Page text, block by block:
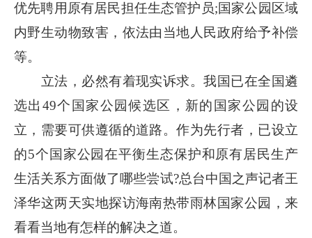
优先聘用原有居民担任生态管护员;国家公园区域
内野生动物致害，依法由当地人民政府给予补偿
等。
立法，必然有着现实诉求。我国已在全国遴
选出49个国家公园候选区，新的国家公园的设
立，需要可供遵循的道路。作为先行者，已设立
的5个国家公园在平衡生态保护和原有居民生产
生活关系方面做了哪些尝试?总台中国之声记者王
泽华这两天实地探访海南热带雨林国家公园，来
看看当地有怎样的解决之道。